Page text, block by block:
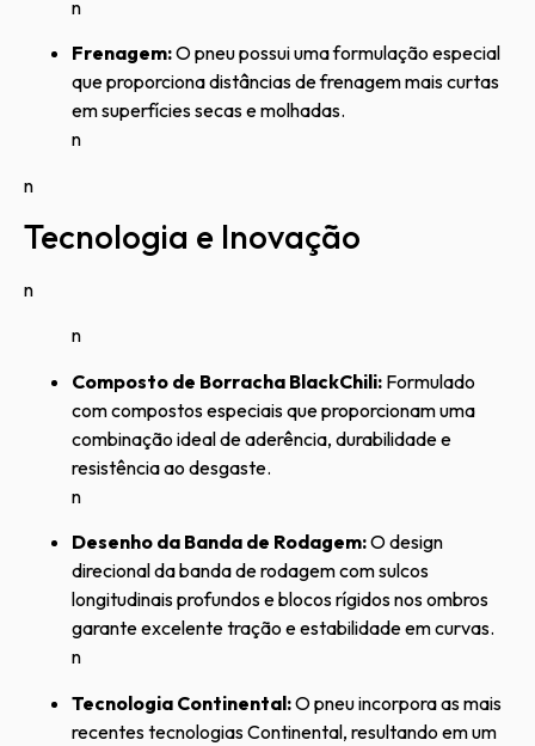
n
Frenagem:O pneu possui uma formulação especial
que proporciona distâncias de frenagem mais curtas
em superfícies secas e molhadas.
n
n
Tecnologia e Inovação
n
n
Composto de Borracha BlackChili: Formulado
com compostos especiais que proporcionam uma
combinação ideal de aderência, durabilidade e
resistência ao desgaste.
n
Desenho da Banda de Rodagem:O design
direcional da banda de rodagem com sulcos
longitudinais profundos e blocos rígidos nos ombros
garante excelente tração e estabilidade em curvas.
n
Tecnologia Continental:O pneu incorpora as mais
recentes tecnologias Continental, resultando em um